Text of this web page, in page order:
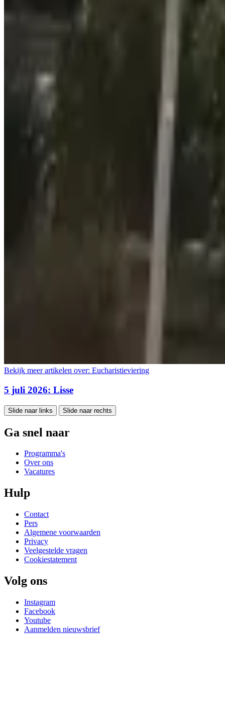
Bekijk meer artikelen over: Eucharistieviering
5 juli 2026: Lisse
Slide naar links Slide naar rechts
Ga snel naar
Programma's
Over ons
Vacatures
Hulp
Contact
Pers
Algemene voorwaarden
Privacy
Veelgestelde vragen
Cookiestatement
Volg ons
Instagram
Facebook
Youtube
Aanmelden nieuwsbrief